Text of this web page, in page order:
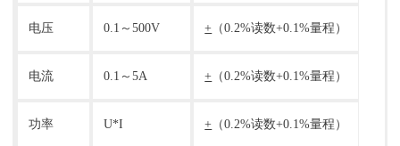
电压 0.1～500V + （0.2%读数+0.1%量程）
电流 0.1～5A + （0.2%读数+0.1%量程）
功率 U*I + （0.2%读数+0.1%量程）